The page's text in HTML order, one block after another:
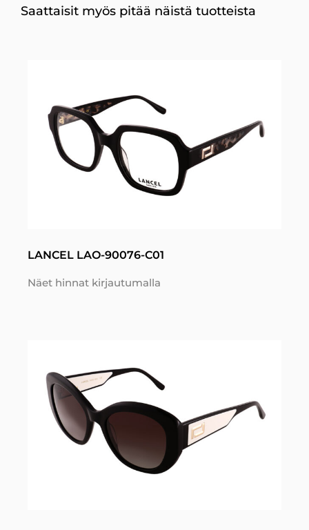
Saattaisit myös pitää näistä tuotteista
LANCEL LAO-90076-C01
Näet hinnat kirjautumalla